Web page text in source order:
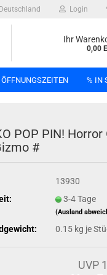
Deutschland Login
Ihr
0,00
% IN
POP PIN!
#
13930
3-4 Tage
(Ausland
0.15kg je
UVP